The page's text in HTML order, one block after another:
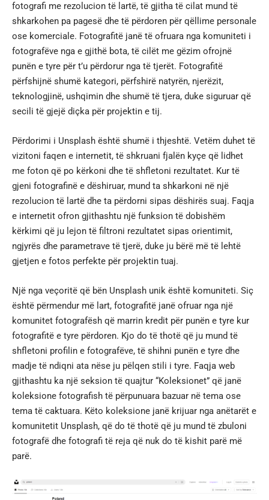
fotografi me rezolucion të lartë, të gjitha të cilat mund të
shkarkohen pa pagesë dhe të përdoren për qëllime personale
ose komerciale. Fotografitë janë të ofruara nga komuniteti i
fotografëve nga e gjithë bota, të cilët me gëzim ofrojnë
punën e tyre për t’u përdorur nga të tjerët. Fotografitë
përfshijnë shumë kategori, përfshirë natyrën, njerëzit,
teknologjinë, ushqimin dhe shumë të tjera, duke siguruar që
secili të gjejë diçka për projektin e tij.
Përdorimi i Unsplash është shumë i thjeshtë. Vetëm duhet të
vizitoni faqen e internetit, të shkruani fjalën kyçe që lidhet
me foton që po kërkoni dhe të shfletoni rezultatet. Kur të
gjeni fotografinë e dëshiruar, mund ta shkarkoni në një
rezolucion të lartë dhe ta përdorni sipas dëshirës suaj. Faqja
e internetit ofron gjithashtu një funksion të dobishëm
kërkimi që ju lejon të filtroni rezultatet sipas orientimit,
ngjyrës dhe parametrave të tjerë, duke ju bërë më të lehtë
gjetjen e fotos perfekte për projektin tuaj.
Një nga veçoritë që bën Unsplash unik është komuniteti. Siç
është përmendur më lart, fotografitë janë ofruar nga një
komunitet fotografësh që marrin kredit për punën e tyre kur
fotografitë e tyre përdoren. Kjo do të thotë që ju mund të
shfletoni profilin e fotografëve, të shihni punën e tyre dhe
madje të ndiqni ata nëse ju pëlqen stili i tyre. Faqja web
gjithashtu ka një seksion të quajtur “Koleksionet” që janë
koleksione fotografish të përpunuara bazuar në tema ose
tema të caktuara. Këto koleksione janë krijuar nga anëtarët e
komunitetit Unsplash, që do të thotë që ju mund të zbuloni
fotografë dhe fotografi të reja që nuk do të kishit parë më
parë.